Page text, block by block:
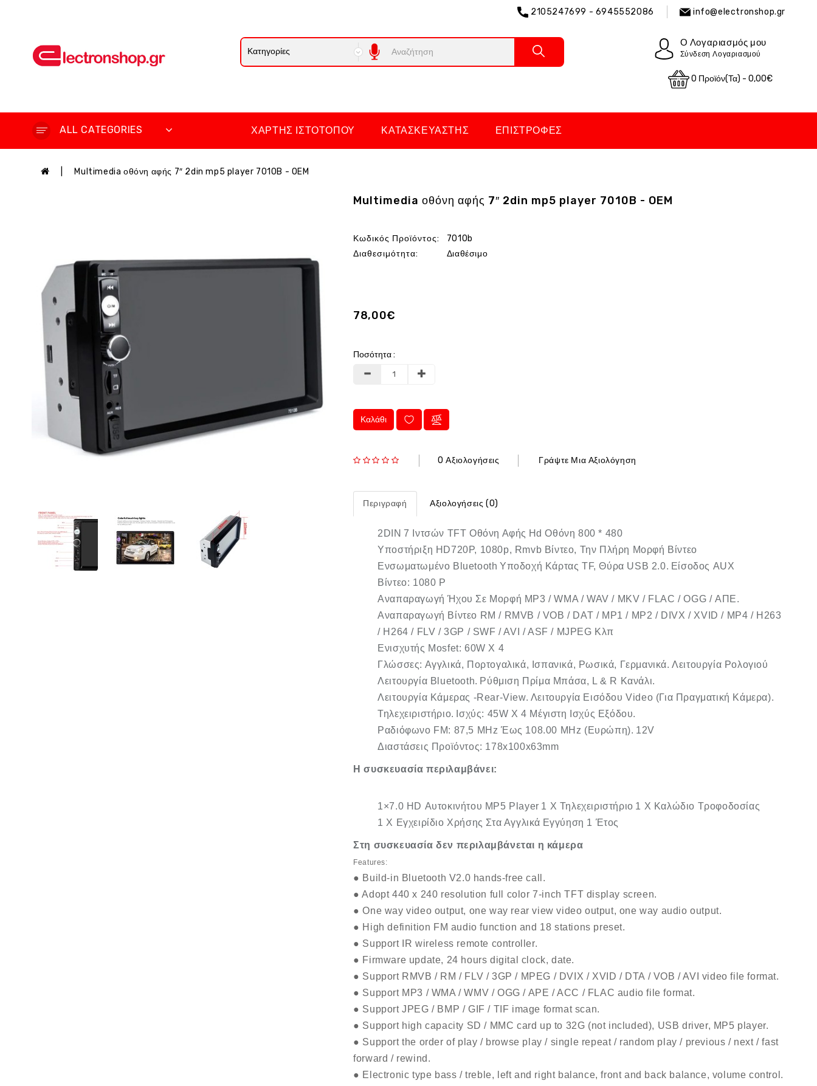
2105247699 - 6945552086 info@electronshop.gr
Ο Λογαριασμός μου
Σύνδεση Λογαριασμού
0 Προϊόν(τα) - 0,00€
ALL CATEGORIES ΧΆΡΤΗΣ ΙΣΤΌΤΟΠΟΥ ΚΑΤΑΣΚΕΥΑΣΤΉΣ ΕΠΙΣΤΡΟΦΈΣ
Multimedia οθόνη αφής 7″ 2din mp5 player 7010B - OEM
Multimedia οθόνη αφής 7″ 2din mp5 player 7010B - OEM
Κωδικός Προϊόντος:
7010b
Διαθεσιμότητα:
Διαθέσιμο
78,00€
Ποσότητα :
Καλάθι
0 Αξιολογήσεις Γράψτε Μια Αξιολόγηση
Περιγραφή Αξιολογήσεις (0)
2DIN 7 Ιντσών TFT Οθόνη Αφής Ηd Οθόνη 800 * 480
Υποστήριξη HD720P, 1080p, Rmvb Βίντεο, Την Πλήρη Μορφή Βίντεο
Ενσωματωμένο Bluetooth Υποδοχή Κάρτας TF, Θύρα USB 2.0. Είσοδος AUX
Βίντεο: 1080 P
Αναπαραγωγή Ήχου Σε Μορφή MP3 / WMA / WAV / MKV / FLAC / OGG / ΑΠΕ.
Αναπαραγωγή Βίντεο RM / RMVB / VOB / DAT / MP1 / MP2 / DIVX / XVID / MP4 / H263
/ H264 / FLV / 3GP / SWF / AVI / ASF / MJPEG Κλπ
Eνισχυτής Mosfet: 60W X 4
Γλώσσες: Αγγλικά, Πορτογαλικά, Ισπανικά, Ρωσικά, Γερμανικά. Λειτουργία Ρολογιού
Λειτουργία Bluetooth. Ρύθμιση Πρίμα Μπάσα, L & R Κανάλι.
Λειτουργία Κάμερας -Rear-View. Λειτουργία Εισόδου Video (Για Πραγματική Κάμερα).
Τηλεχειριστήριο. Ισχύς: 45W X 4 Μέγιστη Ισχύς Εξόδου.
Ραδιόφωνο FM: 87,5 MHz Έως 108.00 MHz (Ευρώπη). 12V
Διαστάσεις Προϊόντος: 178x100x63mm
Η συσκευασία περιλαμβάνει:
1×7.0 HD Αυτοκινήτου MP5 Player 1 X Τηλεχειριστήριο 1 X Καλώδιο Τροφοδοσίας
1 X Εγχειρίδιο Χρήσης Στα Αγγλικά Eγγύηση 1 Έτος
Στη συσκευασία δεν περιλαμβάνεται η κάμερα
Features:
● Build-in Bluetooth V2.0 hands-free call.
● Adopt 440 x 240 resolution full color 7-inch TFT display screen.
● One way video output, one way rear view video output, one way audio output.
● High definition FM audio function and 18 stations preset.
● Support IR wireless remote controller.
● Firmware update, 24 hours digital clock, date.
● Support RMVB / RM / FLV / 3GP / MPEG / DVIX / XVID / DTA / VOB / AVI video file format.
● Support MP3 / WMA / WMV / OGG / APE / ACC / FLAC audio file format.
● Support JPEG / BMP / GIF / TIF image format scan.
● Support high capacity SD / MMC card up to 32G (not included), USB driver, MP5 player.
● Support the order of play / browse play / single repeat / random play / previous / next / fast
forward / rewind.
● Electronic type bass / treble, left and right balance, front and back balance, volume control.